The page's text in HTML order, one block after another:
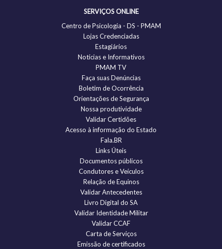
SERVIÇOS ONLINE
Centro de Psicologia - DS - PMAM
Lojas Credenciadas
Estagiários
Notícias e Informativos
PMAM TV
Faça suas Denúncias
Boletim de Ocorrência
Orientações de Segurança
Nossa produtividade
Validar Certidões
Acesso à informação do Estado
Fala.BR
Links Úteis
Documentos públicos
Condutores e Veículos
Relação de Equinos
Validar Antecedentes
Livro Digital do SA
Validar Identidade Militar
Validar CCAF
Carta de Serviços
Emissão de certificados